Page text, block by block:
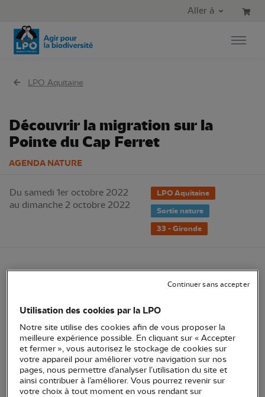
Aller au menu principal
Aller à
LPO Aquitaine
Découvrir la migration sur la
Pointe du Cap Ferret
AGENDA NATURE
Du samedi 1er octobre 2022
au dimanche 2 octobre 2022
LPO Aquitaine
Sortie nature
33 - Gironde
Les 1er et 2 octobre 2022, embarquez avec la LPO
Utilisation des cookies par la LPO
Notre site utilise des cookies afin de vous proposer la
meilleure expérience possible. En cliquant sur « Accepter
et fermer », vous autorisez le stockage de cookies sur
votre appareil pour améliorer votre navigation sur nos
pages, nous permettre d’analyser l’utilisation du site et
ainsi contribuer à l’améliorer. Vous pourrez revenir sur
votre choix à tout moment en vous rendant sur
Continuer sans accepter